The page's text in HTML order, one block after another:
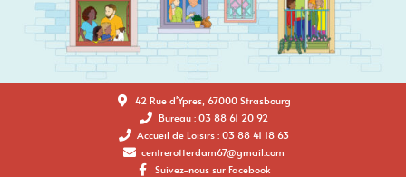
42 Rue d'Ypres, 67000 Strasbourg
Bureau : 03 88 61 20 92
Accueil de Loisirs : 03 88 41 18 63
centrerotterdam67@gmail.com
Suivez-nous sur Facebook